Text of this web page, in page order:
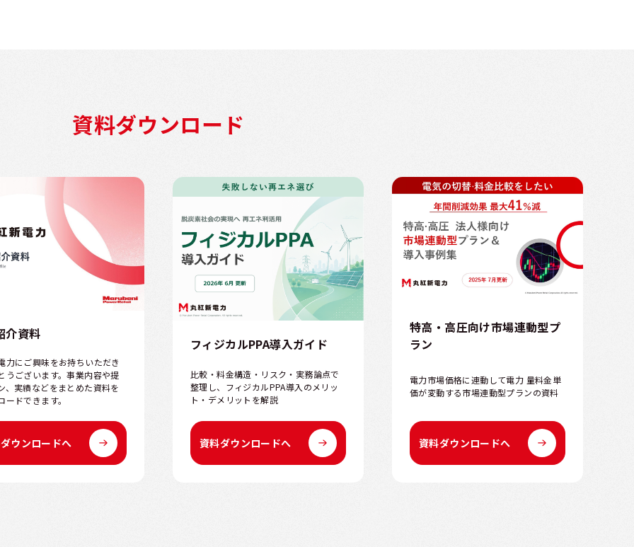
資料ダウンロード
介資料
力にご興味をお持ちいただき
うございます。事業内容や提
、実績などをまとめた資料を
ードできます。
ウンロードへ
フィジカルPPA導入ガイド
比較・料金構造・リスク・実務論点で
整理し、フィジカルPPA導入のメリッ
ト・デメリットを解説
資料ダウンロードへ
特高・高圧向け市場連動型プ
ラン
電力市場価格に連動して電力 量料金単
価が変動する市場連動型プランの資料
資料ダウンロードへ